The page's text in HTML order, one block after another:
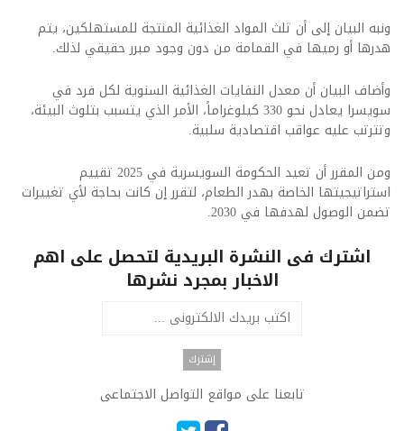
ونبه البيان إلى أن ثلث المواد الغذائية المنتجة للمستهلكين، يتم
هدرها أو رميها في القمامة من دون وجود مبرر حقيقي لذلك.
وأضاف البيان أن معدل النفايات الغذائية السنوية لكل فرد في
سويسرا يعادل نحو 330 كيلوغراماً، الأمر الذي يتسبب بتلوث البيئة،
وتترتب عليه عواقب اقتصادية سلبية.
ومن المقرر أن تعيد الحكومة السويسرية في 2025 تقييم
استراتيجيتها الخاصة بهدر الطعام، لتقرر إن كانت بحاجة لأي تغييرات
تضمن الوصول لهدفها في 2030.
اشترك فى النشرة البريدية لتحصل على اهم
الاخبار بمجرد نشرها
تابعنا على مواقع التواصل الاجتماعى